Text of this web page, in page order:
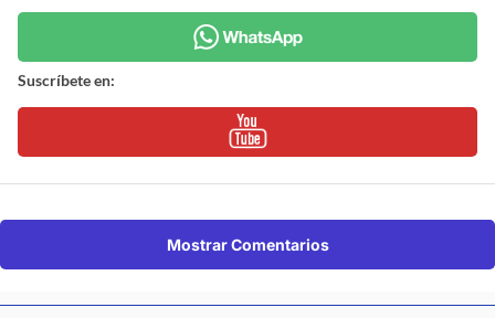
Suscríbete en:
Mostrar Comentarios